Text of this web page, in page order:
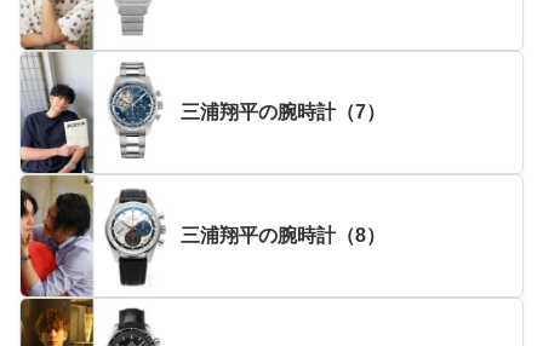
三浦翔平の腕時計（7）
三浦翔平の腕時計（8）